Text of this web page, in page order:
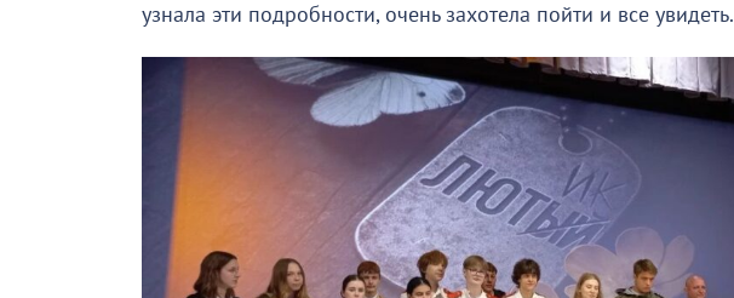
узнала эти подробности, очень захотела пойти и все увидеть.